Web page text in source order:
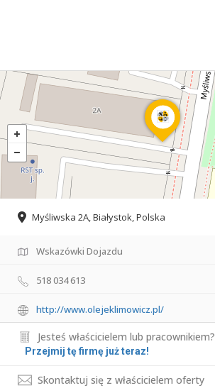
Myśliwska 2A, Białystok, Polska
Wskazówki Dojazdu
518 034 613
http://www.olejeklimowicz.pl/
Jesteś właścicielem lub pracownikiem?
Przejmij tę firmę już teraz!
Skontaktuj się z właścicielem oferty